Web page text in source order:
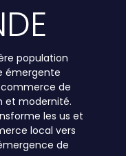
population
émergente
de
et modernité.
les us et
local vers
de